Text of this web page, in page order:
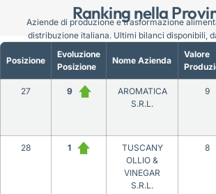
Ranking nella
Posizione
Evoluzione
Posizione
Nome Azienda
Valore
27 9
AROMATICA
S.R.L.
9
28 1
TUSCANY
OLLIO &
VINEGAR
S.R.L.
8
Aziende di produzione e trasformazione
distribuzione italiana. Ultimi bilanci disponibili,